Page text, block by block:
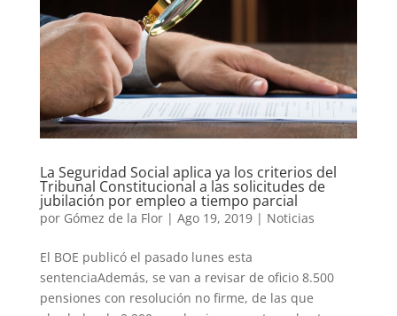
La Seguridad Social aplica ya los criterios del
Tribunal Constitucional a las solicitudes de
jubilación por empleo a tiempo parcial
por Gómez de la Flor| Ago 19, 2019| Noticias
El BOE publicó el pasado lunes esta
sentenciaAdemás, se van a revisar de oficio 8.500
pensiones con resolución no firme, de las que